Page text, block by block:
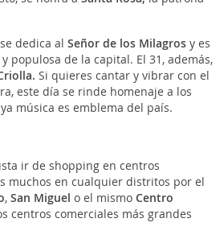
dedica al Señor de los Milagrosy es
populosa de la capital. El 31, además,
Si quieres cantar y vibrar con el
este día se rinde homenaje a los
música es emblema del país.
ir de shopping en centros
muchos en cualquier distritos por el
, San Miguel o el mismo Centro
centros comerciales más grandes